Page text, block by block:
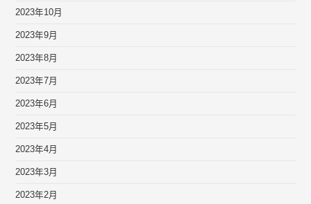
2023年10月
2023年9月
2023年8月
2023年7月
2023年6月
2023年5月
2023年4月
2023年3月
2023年2月